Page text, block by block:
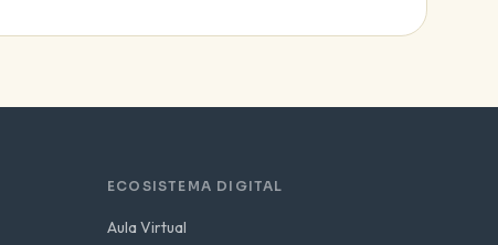
ECOSISTEMA DIGITAL
Aula Virtual